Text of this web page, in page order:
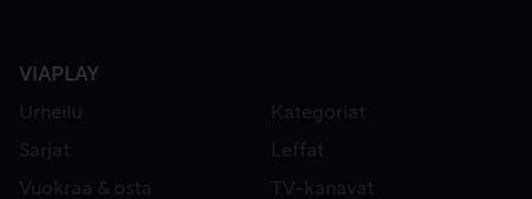
VIAPLAY
Urheilu
Kategoriat
Sarjat
Leffat
Vuokraa & osta
TV-kanavat